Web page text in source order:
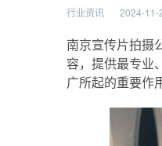
行业资讯 2024-11-
南京宣传片拍摄
容，提供最专业
广所起的重要作